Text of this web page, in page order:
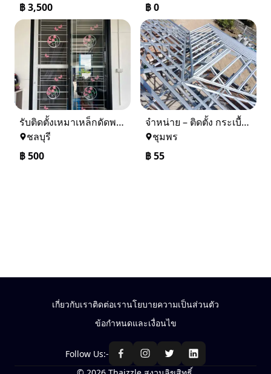
฿3,500
฿0
รับติดตั้งเหมาเหล็กดัดพร้อมมุ้งลวด
ชลบุรี
฿500
จำหน่าย – ติดตั้ง กระเบื้อง โครงหลังคา ถอดแบบแจ้งราคาฟรี
ชุมพร
฿55
เกี่ยวกับเราติดต่อเรานโยบายความเป็นส่วนตัว
ข้อกำหนดและเงื่อนไข
Follow Us:-